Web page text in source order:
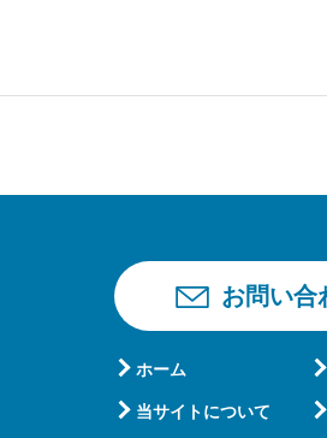
お問い合
ホーム
当サイトについて